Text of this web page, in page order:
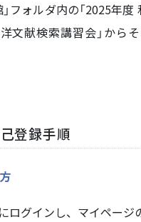
」フォルダ内の「2025年度
洋文献検索講習会」から
登録手順
ログインし、マイページ